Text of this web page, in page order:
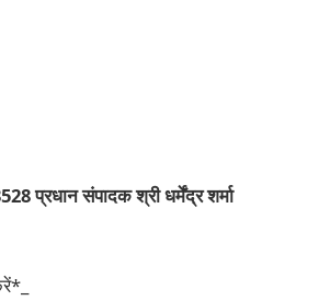
प्रधान संपादक श्री धर्मेंद्र शर्मा